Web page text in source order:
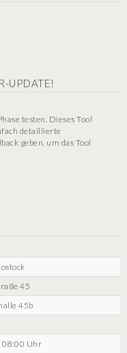
UPDATE!
testen. Dieses Tool
detaillierte
geben, um das Tool
45
45b
08:00 Uhr